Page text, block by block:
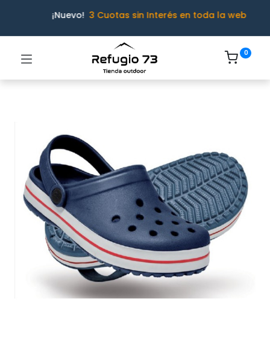
¡Nuevo! 3 Cuotas sin Interés en toda la web
0